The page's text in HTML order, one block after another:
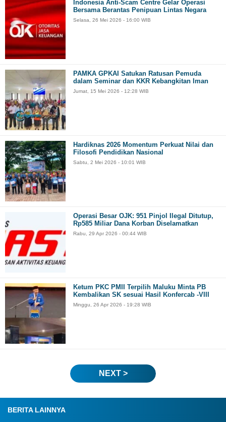
BERITA LAINNYA
Indonesia Anti-Scam Centre Gelar Operasi
Bersama Berantas Penipuan Lintas Negara
Selasa, 26 Mei 2026 - 16:00 WIB
PAMKA GPKAI Satukan Ratusan Pemuda
dalam Seminar dan KKR Kebangkitan Iman
Jumat, 15 Mei 2026 - 12:28 WIB
Hardiknas 2026 Momentum Perkuat Nilai dan
Filosofi Pendidikan Nasional
Sabtu, 2 Mei 2026 - 10:01 WIB
Operasi Besar OJK: 951 Pinjol Ilegal Ditutup,
Rp585 Miliar Dana Korban Diselamatkan
Rabu, 29 Apr 2026 - 00:44 WIB
Ketum PKC PMII Terpilih Maluku Minta PB
Kembalikan SK sesuai Hasil Konfercab -VIII
Minggu, 26 Apr 2026 - 19:28 WIB
NEXT >